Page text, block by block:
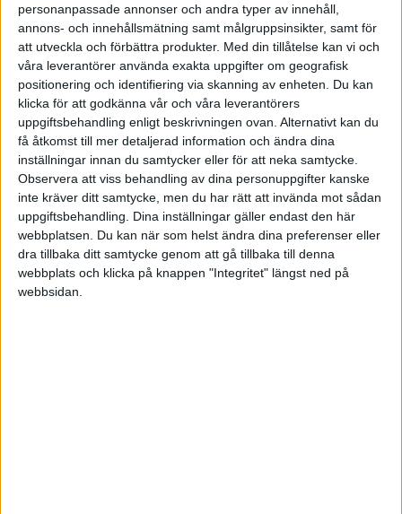
personanpassade annonser och andra typer av innehåll,
annons- och innehållsmätning samt målgruppsinsikter, samt för
att utveckla och förbättra produkter. Med din tillåtelse kan vi och
våra leverantörer använda exakta uppgifter om geografisk
positionering och identifiering via skanning av enheten. Du kan
klicka för att godkänna vår och våra leverantörers
uppgiftsbehandling enligt beskrivningen ovan. Alternativt kan du
få åtkomst till mer detaljerad information och ändra dina
inställningar innan du samtycker eller för att neka samtycke.
Observera att viss behandling av dina personuppgifter kanske
inte kräver ditt samtycke, men du har rätt att invända mot sådan
uppgiftsbehandling. Dina inställningar gäller endast den här
webbplatsen. Du kan när som helst ändra dina preferenser eller
dra tillbaka ditt samtycke genom att gå tillbaka till denna
webbplats och klicka på knappen "Integritet" längst ned på
webbsidan.
Vad gör du om du blir
uppringd av en journalist?